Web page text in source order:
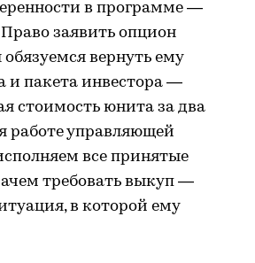
в программе —
заявить опцион
вернуть ему
и пакета инвестора —
стоимость юнита за два
работе управляющей
все принятые
требовать выкуп —
в которой ему